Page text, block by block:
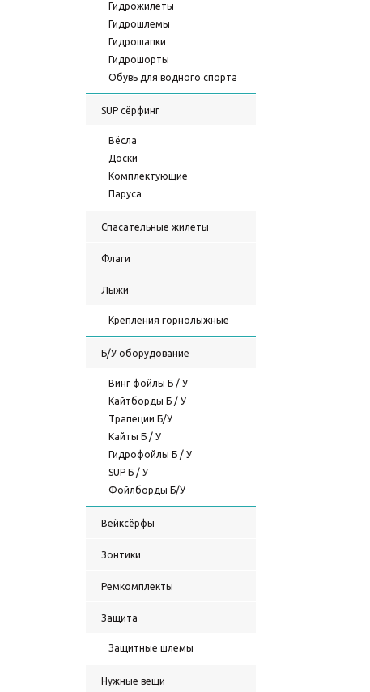
Гидрожилеты
Гидрошлемы
Гидрошапки
Гидрошорты
Обувь для водного спорта
SUP сёрфинг
Вёсла
Доски
Комплектующие
Паруса
Спасательные жилеты
Флаги
Лыжи
Крепления горнолыжные
Б/У оборудование
Винг фойлы Б / У
Кайтборды Б / У
Трапеции Б/У
Кайты Б / У
Гидрофойлы Б / У
SUP Б / У
Фойлборды Б/У
Вейксёрфы
Зонтики
Ремкомплекты
Защита
Защитные шлемы
Нужные вещи